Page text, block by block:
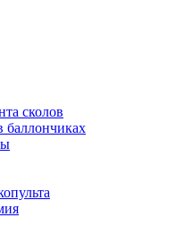
сколов
баллончиках